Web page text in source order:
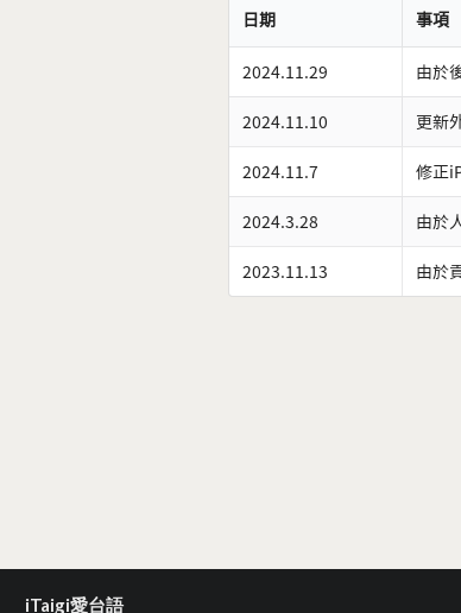
日期
事項
2024.11.29 由於
2024.11.10 更新
2024.11.7 修正
2024.3.28 由於
2023.11.13 由於
iTaigi愛台語